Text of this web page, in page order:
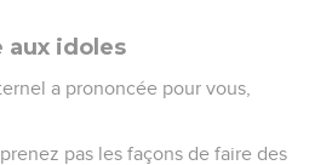
aux idoles
a prononcée pour vous,
pas les façons de faire des